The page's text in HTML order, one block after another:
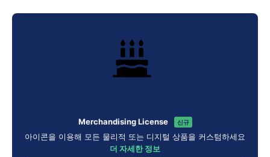
Merchandising License 신규
아이콘을 이용해 모든 물리적 또는 디지털 상품을 커스텀하세요
더 자세한 정보